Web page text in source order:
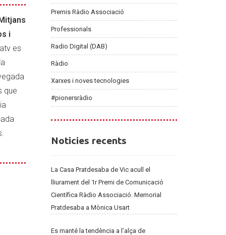
i
es
que
Premis Ràdio Associació
Professionals
Radio Digital (DAB)
Ràdio
Xarxes i noves tecnologies
#pionersràdio
Noticies
Noticies recents
La Casa Pratdesaba de Vic acull el
lliurament del 1r Premi de Comunicació
Científica Ràdio Associació. Memorial
Pratdesaba a Mònica Usart
Es manté la tendència a l’alça de